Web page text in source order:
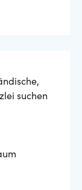
suchen